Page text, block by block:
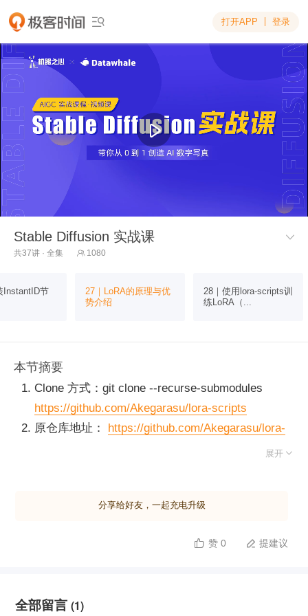
 打开APP 登录
Stable Diffusion 实战课​ 
共37讲 · 全集  1080
InstantID节
27｜LoRA的原理与优
势介绍
28｜使用lora-scripts训
练LoRA（...
本节摘要
Clone 方式：git clone --recurse-submodules
https://github.com/Akegarasu/lora-scripts
原仓库地址： https://github.com/Akegarasu/lora-
需要使用的环境变量：
export HF_ENDPOINT=https://hf-mirror.com
展开 
分享给好友，一起充电升级
 赞 0  提建议
全部留言 (1)